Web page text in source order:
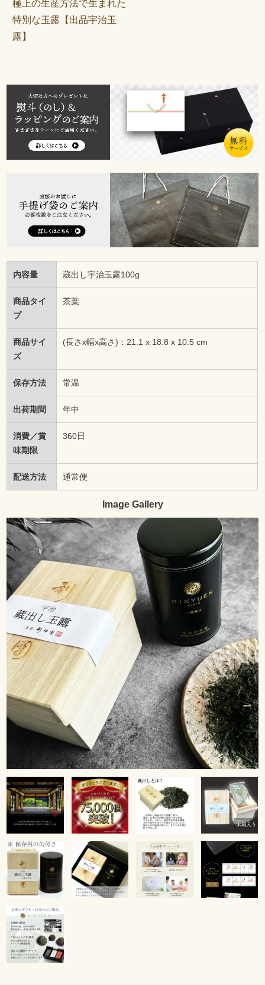
極上の生産方法で生まれた
特別な玉露【出品宇治玉
露】
内容量 蔵出し宇治玉露100g
商品タイ
プ
茶葉
商品サイ
ズ
(長さx幅x高さ)：21.1 x 18.8 x 10.5 cm
保存方法 常温
出荷期間 年中
消費／賞
味期限
360日
配送方法 通常便
Image Gallery